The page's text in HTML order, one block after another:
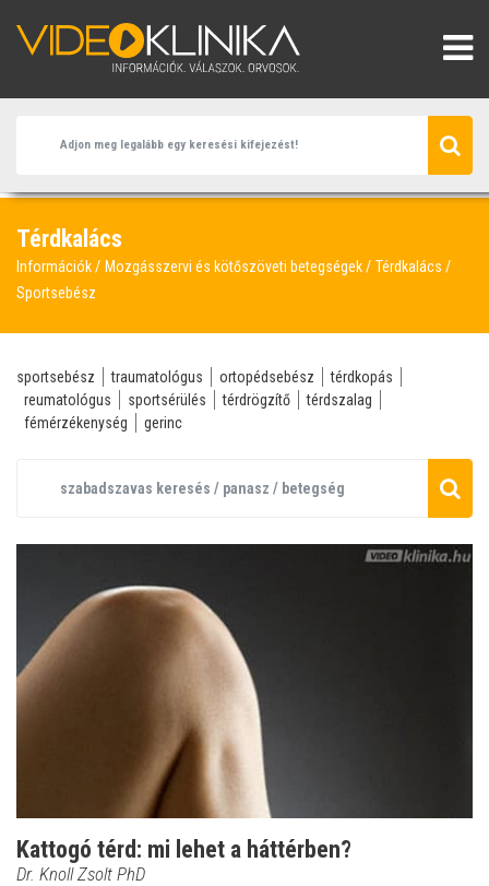
Térdkalács
Információk Mozgásszervi és kötőszöveti betegségek
Térdkalács
Sportsebész
sportsebész traumatológus ortopédsebész
térdkopás
reumatológus
sportsérülés térdrögzítő
térdszalag
fémérzékenység
gerinc
Kattogó térd: mi lehet a háttérben?
Dr. Knoll Zsolt PhD